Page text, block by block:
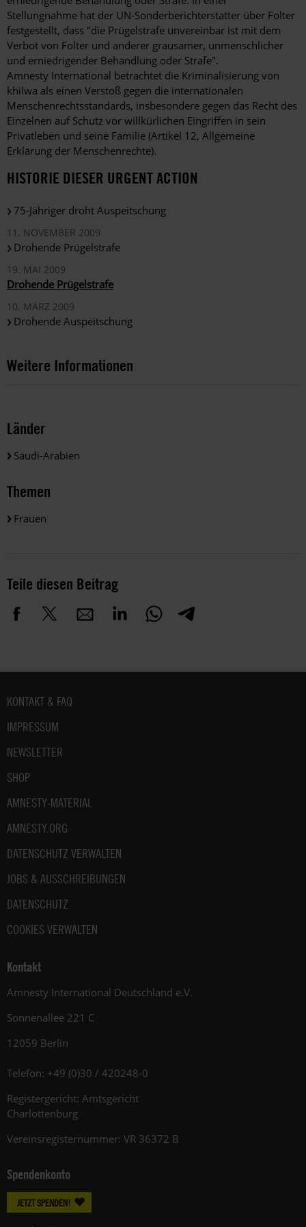
Stellungnahme hat der UN-Sonderberichterstatter über Folter
festgestellt, dass "die Prügelstrafe unvereinbar ist mit dem
Verbot von Folter und anderer grausamer, unmenschlicher
und erniedrigender Behandlung oder Strafe".
Amnesty International betrachtet die Kriminalisierung von
khilwa als einen Verstoß gegen die internationalen
Menschenrechtsstandards, insbesondere gegen das Recht des
Einzelnen auf Schutz vor willkürlichen Eingriffen in sein
Privatleben und seine Familie (Artikel 12, Allgemeine
Erklärung der Menschenrechte).
HISTORIE DIESER URGENT ACTION
75-Jähriger droht Auspeitschung
11. NOVEMBER 2009
Drohende Prügelstrafe
19. MAI 2009
Drohende Prügelstrafe
10. MÄRZ 2009
Drohende Auspeitschung
Weitere Informationen
Länder
Saudi-Arabien
Themen
Frauen
Teile diesen Beitrag
Fußbereich
KONTAKT & FAQ
IMPRESSUM
NEWSLETTER
SHOP
AMNESTY-MATERIAL
AMNESTY.ORG
DATENSCHUTZ VERWALTEN
JOBS & AUSSCHREIBUNGEN
DATENSCHUTZ
COOKIES VERWALTEN
Kontakt
Amnesty International Deutschland e.V.
Sonnenallee 221 C
12059 Berlin
Telefon: +49 (0)30 / 420248-0
Registergericht: Amtsgericht
Charlottenburg
Vereinsregisternummer: VR 36372 B
Spendenkonto
JETZT SPENDEN!